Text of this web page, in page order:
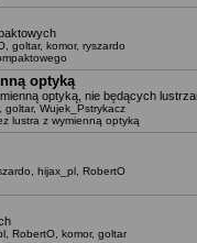
goltar, komor, ryszardo
optyką
optyką, nie będących
goltar, Wujek_Pstrykacz
lustra z wymienną optyką
hijax_pl RobertO
RobertO komor, goltar